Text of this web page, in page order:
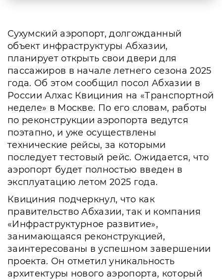
Сухумский аэропорт, долгожданный
объект инфраструктуры Абхазии,
планирует открыть свои двери для
пассажиров в начале летнего сезона 2025
года. Об этом сообщил посол Абхазии в
России Алхас Квициния на «Транспортной
неделе» в Москве. По его словам, работы
по реконструкции аэропорта ведутся
поэтапно, и уже осуществлены
технические рейсы, за которыми
последует тестовый рейс. Ожидается, что
аэропорт будет полностью введен в
эксплуатацию летом 2025 года.
Квициния подчеркнул, что как
правительство Абхазии, так и компания
«Инфраструктурное развитие»,
занимающаяся реконструкцией,
заинтересованы в успешном завершении
проекта. Он отметил уникальность
архитектуры нового аэропорта, который